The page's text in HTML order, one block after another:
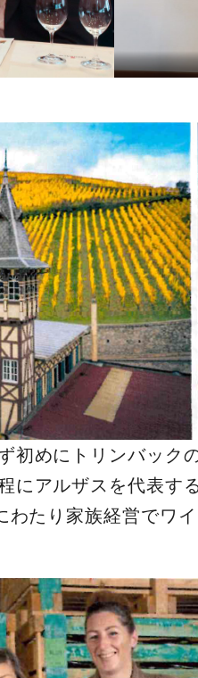
初めにトリンバック
にアルザスを代表す
わたり家族経営でワ